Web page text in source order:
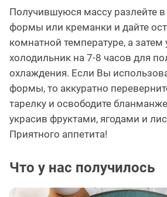
Получившуюся массу разлейте
формы или креманки и дайте
комнатной температуре, а затем
холодильник на 7-8 часов для
охлаждения. Если Вы
формы, то аккуратно
тарелку и освободите
украсив фруктами, ягодами и
Приятного аппетита!
Что у нас получилось